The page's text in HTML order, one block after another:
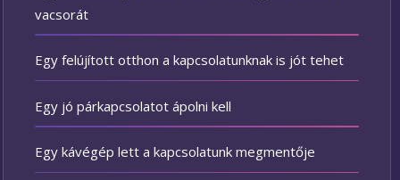
vacsorát
Egy felújított otthon a kapcsolatunknak is jót tehet
Egy jó párkapcsolatot ápolni kell
Egy kávégép lett a kapcsolatunk megmentője